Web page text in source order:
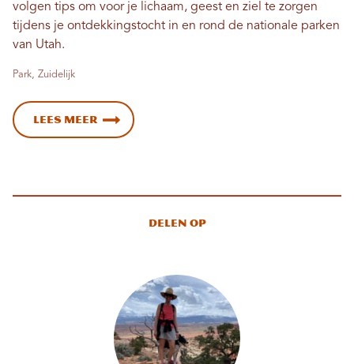
volgen tips om voor je lichaam, geest en ziel te zorgen
tijdens je ontdekkingstocht in en rond de nationale parken
van Utah.
Park, Zuidelijk
Lees meer
Delen op